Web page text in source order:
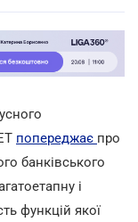
попереджає про
банківського
і
функцій якої